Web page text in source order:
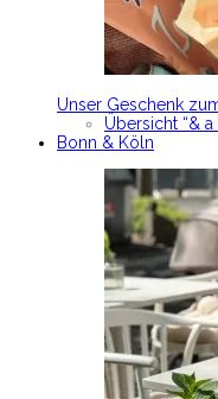
Unser Geschenk
Übersicht “& a
Bonn & Köln